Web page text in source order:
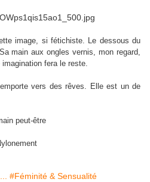
image, si fétichiste. Le dessous du
main aux ongles vernis, mon regard,
fera le reste.
vers des rêves. Elle est un de
peut-être
#Féminité & Sensualité